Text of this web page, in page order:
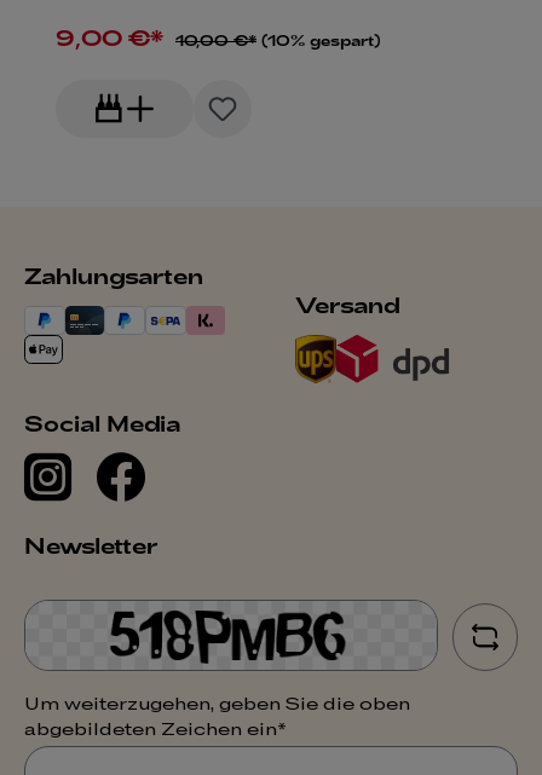
9,00 €* 10,00 €* (10% gespart)
Zahlungsarten
Versand
Social Media
Newsletter
Um weiterzugehen, geben Sie die oben
abgebildeten Zeichen ein*